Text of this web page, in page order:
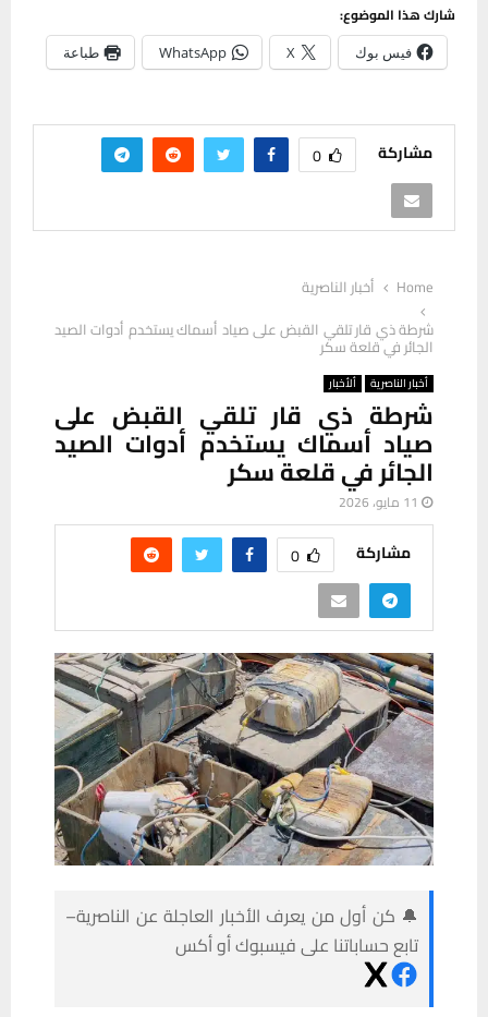
شارك هذا الموضوع:
فيس بوك X
WhatsApp طباعة
مشاركة 0
Home
أخبار الناصرية
شرطة ذي قار تلقي القبض على صياد أسماك يستخدم أدوات الصيد
الجائر في قلعة سكر
أخبار الناصرية ألأخبار
شرطة ذي قار تلقي القبض على
صياد أسماك يستخدم أدوات الصيد
الجائر في قلعة سكر
11 مايو، 2026
مشاركة 0
🔔 كن أول من يعرف الأخبار العاجلة عن الناصرية–
تابع حساباتنا على فيسبوك أو أكس